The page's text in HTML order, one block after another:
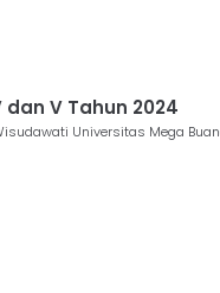
dan V Tahun 2024
Universitas Mega